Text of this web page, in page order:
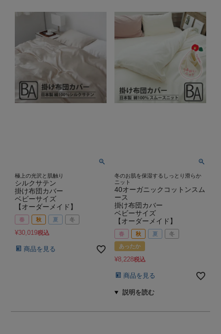
極上の光沢と肌触り
シルクサテン
掛け布団カバー
ベビーサイズ
【オーダーメイド】
春 秋 夏 冬
¥30,019税込
商品を見る
冬のお肌を保湿するしっとり滑らか
ニット
40オーガニックコットンスム
ース
掛け布団カバー
ベビーサイズ
【オーダーメイド】
春 秋 夏 冬
あったか
¥8,228税込
商品を見る